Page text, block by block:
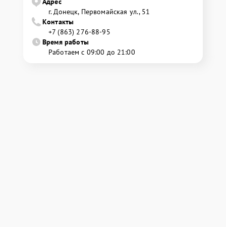
г. Донецк, Первомайская ул., 51
Контакты
+7 (863) 276-88-95
Время работы
Работаем с 09:00 до 21:00